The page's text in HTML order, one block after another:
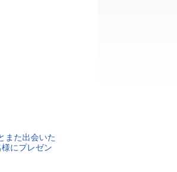
また出会いた
にプレゼン